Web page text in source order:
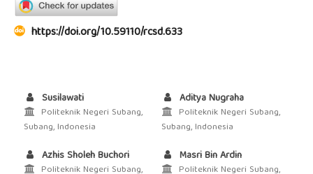
https://doi.org/10.59110/rcsd.633
Susilawati
Politeknik Negeri Subang,
Subang, Indonesia
Aditya Nugraha
Politeknik Negeri Subang,
Subang, Indonesia
Azhis Sholeh Buchori
Politeknik Negeri Subang,
Masri Bin Ardin
Politeknik Negeri Subang,